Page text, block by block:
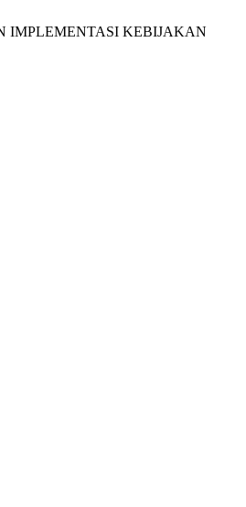
IMPLEMENTASI KEBIJAKAN